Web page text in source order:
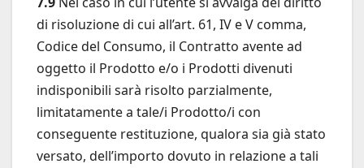
di risoluzione di cui all’art. 61, IV e V comma,
Codice del Consumo, il Contratto avente ad
oggetto il Prodotto e/o i Prodotti divenuti
indisponibili sarà risolto parzialmente,
limitatamente a tale/i Prodotto/i con
conseguente restituzione, qualora sia già stato
versato, dell’importo dovuto in relazione a tali